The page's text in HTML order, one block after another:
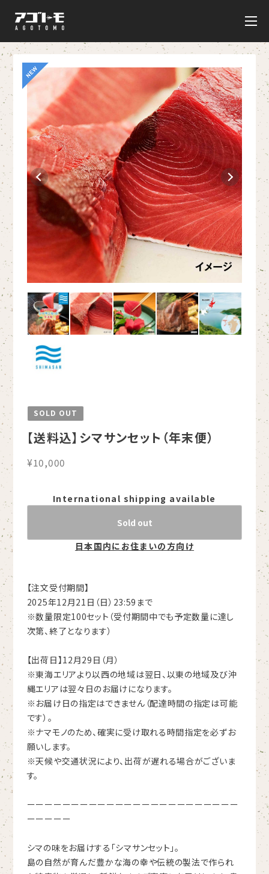
SOLD OUT
【送料込】シマサンセット（年末便）
¥10,000
International shipping available
Sold out
日本国内にお住まいの方向け
【注文受付期間】
2025年12月21日（日）23:59まで
※数量限定100セット（受付期間中でも予定数量に達し
次第、終了となります）
【出荷日】12月29日（月）
※東海エリアより以西の地域は翌日、以東の地域及び沖
縄エリアは翌々日のお届けになります。
※お届け日の指定はできません（配達時間の指定は可能
です）。
※ナマモノのため、確実に受け取れる時間指定を必ずお
願いします。
※天候や交通状況により、出荷が遅れる場合がございま
す。
ーーーーーーーーーーーーーーーーーーーーーーーー
ーーーーー
シマの味をお届けする「シマサンセット」。
島の自然が育んだ豊かな海の幸や伝統の製法で作られ